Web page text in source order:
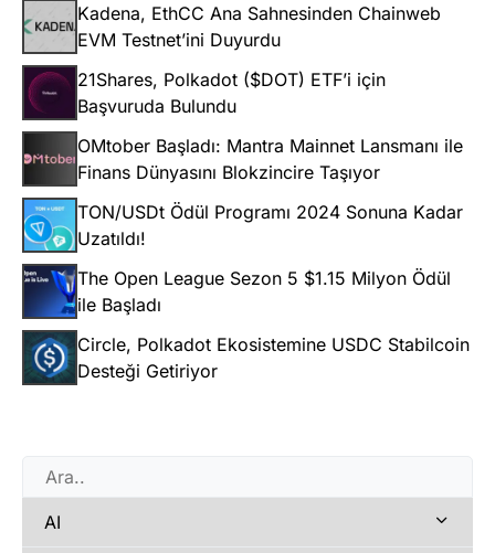
Kadena, EthCC Ana Sahnesinden Chainweb
EVM Testnet’ini Duyurdu
21Shares, Polkadot ($DOT) ETF’i için
Başvuruda Bulundu
OMtober Başladı: Mantra Mainnet Lansmanı ile
Finans Dünyasını Blokzincire Taşıyor
TON/USDt Ödül Programı 2024 Sonuna Kadar
Uzatıldı!
The Open League Sezon 5 $1.15 Milyon Ödül
ile Başladı
Circle, Polkadot Ekosistemine USDC Stabilcoin
Desteği Getiriyor
AI